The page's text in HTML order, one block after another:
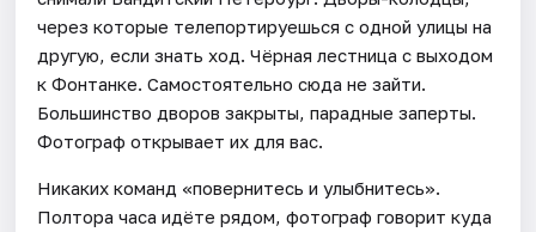
через которые телепортируешься с одной улицы на
другую, если знать ход. Чёрная лестница с выходом
к Фонтанке. Самостоятельно сюда не зайти.
Большинство дворов закрыты, парадные заперты.
Фотограф открывает их для вас.
Никаких команд «повернитесь и улыбнитесь».
Полтора часа идёте рядом, фотограф говорит куда